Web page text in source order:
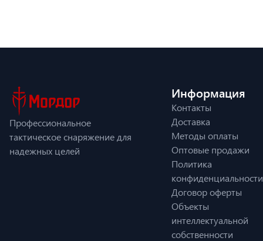
Профессиональное
тактическое снаряжение для
надежных целей
Информация
Контакты
Доставка
Методы оплаты
Оптовые продажи
Политика
конфиденциальности
Договор оферты
Объекты
интеллектуальной
собственности